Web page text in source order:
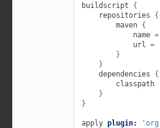
buildscript
{
repositories
{
maven {
name =
url =
}
}
dependencies
{
classpath
}
}
apply plugin: